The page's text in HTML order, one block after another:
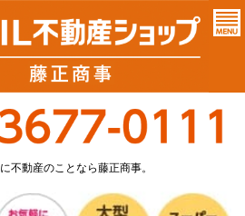
不動産のことなら藤正商事。